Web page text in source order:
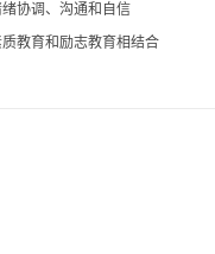
协调、沟通和自信
教育和励志教育相结合